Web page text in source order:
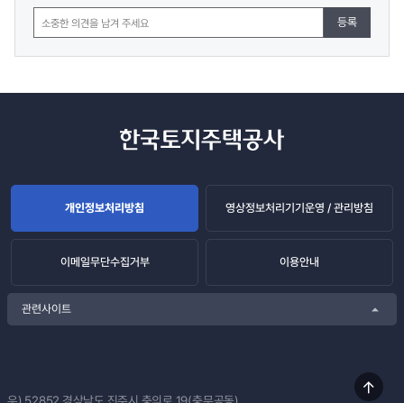
등록
개인정보처리방침 영상정보처리기기운영 / 관리방침
이메일무단수집거부 이용안내
관련사이트
상단